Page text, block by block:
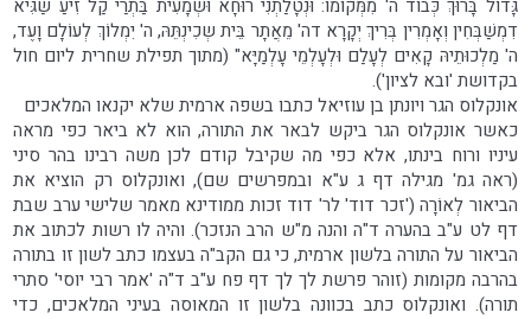
גָּדוֹל בָּרוּךְ כְּבוֹד ה' מִמְּקוֹמוֹ: וּנְטָלַתְנִי רוּחָא וּשְׁמָעִית בַּתְרַי קַל זִיעַ שַׂגִּיא
דִמְשַׁבְּחִין וְאָמְרִין בְּרִיךְ יְקָרָא דה' מֵאֲתָר בֵּית שְכִינְתֵּהּ, ה' יִמְלוֹךְ לְעוֹלָם וָעֶד,
ה' מַלְכוּתֵיהּ קָאִים לְעָלַם וּלְעָלְמֵי עָלְמַיָּא" (מתוך תפילת שחרית ליום חול
בקדושת 'ובא לציון').
אונקלוס הגר ויונתן בן עוזיאל כתבו בשפה ארמית שלא יקנאו המלאכים
כאשר אונקלוס הגר ביקש לבאר את התורה, הוא לא ביאר כפי מראה
עיניו ורוח בינתו, אלא כפי מה שקיבל קודם לכן משה רבינו בהר סיני
(ראה גמ' מגילה דף ג ע"א ובמפרשים שם), ואונקלוס רק הוציא את
הביאור לְאוֹרָה ('זכר דוד' לר' דוד זכות ממודינא מאמר שלישי ערב שבת
דף לט ע"ב בהערה ד"ה והנה מ"ש הרב הנזכר). והיה לו רשות לכתוב את
הביאור על התורה בלשון ארמית, כי גם הקב"ה בעצמו כתב לשון זו בתורה
בהרבה מקומות (זוהר פרשת לך לך דף פח ע"ב ד"ה 'אמר רבי יוסי' סתרי
תורה). ואונקלוס כתב בכוונה בלשון זו המאוסה בעיני המלאכים, כדי